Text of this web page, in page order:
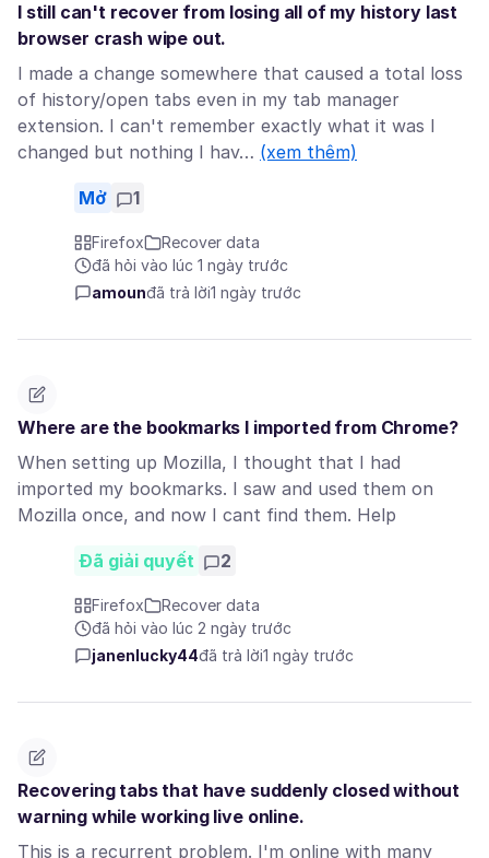
I still can't recover from losing all of my history last
browser crash wipe out.
I made a change somewhere that caused a total loss
of history/open tabs even in my tab manager
extension. I can't remember exactly what it was I
changed but nothing I hav… (xem thêm)
Mở 1
Firefox
Recover data
đã hỏi vào lúc 1 ngày trước
amounđã trả lời1 ngày trước
Where are the bookmarks I imported from Chrome?
When setting up Mozilla, I thought that I had
imported my bookmarks. I saw and used them on
Mozilla once, and now I cant find them. Help
Đã giải quyết 2
Firefox
Recover data
đã hỏi vào lúc 2 ngày trước
janenlucky44đã trả lời1 ngày trước
Recovering tabs that have suddenly closed without
warning while working live online.
This is a recurrent problem. I'm online with many